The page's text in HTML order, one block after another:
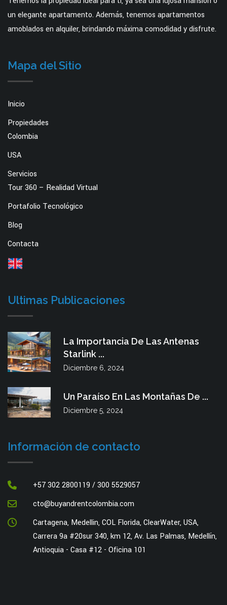
un elegante apartamento. Además, tenemos apartamentos
amoblados en alquiler, brindando máxima comodidad y disfrute.
Mapa del Sitio
Inicio
Propiedades
Colombia
USA
Servicios
Tour 360 – Realidad Virtual
Portafolio Tecnológico
Blog
Contacta
Ultimas Publicaciones
La Importancia De Las Antenas
Starlink ...
Diciembre 6, 2024
Un Paraíso En Las Montañas De ...
Diciembre 5, 2024
Información de contacto
+57 302 2800119 / 300 5529057
cto@buyandrentcolombia.com
Cartagena, Medellin, COL Florida, ClearWater, USA,
Carrera 9a #20sur 340, km 12, Av. Las Palmas, Medellín,
Antioquia - Casa #12 - Oficina 101